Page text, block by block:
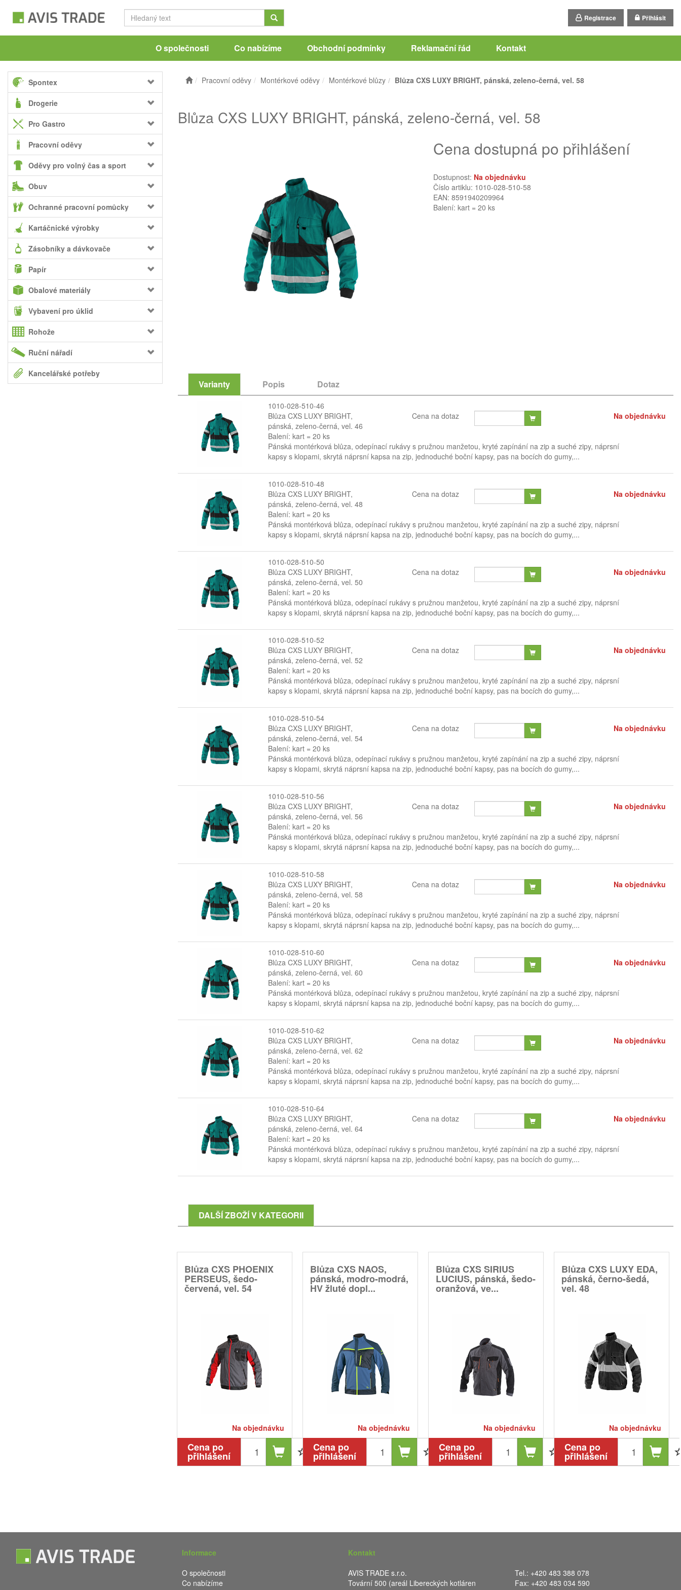
Registrace Přihlásit
O společnosti Co nabízíme Obchodní podmínky Reklamační řád Kontakt
Spontex
Drogerie
Pro Gastro
Pracovní oděvy
Oděvy pro volný čas a sport
Obuv
Ochranné pracovní pomůcky
Kartáčnické výrobky
Zásobníky a dávkovače
Papír
Obalové materiály
Vybavení pro úklid
Rohože
Ruční nářadí
Kancelářské potřeby
Pracovní oděvy Montérkové oděvy Montérkové blůzy Blůza CXS LUXY BRIGHT, pánská, zeleno-černá, vel. 58
Blůza CXS LUXY BRIGHT, pánská, zeleno-černá, vel. 58
Cena dostupná po přihlášení
Dostupnost: Na objednávku
Číslo artiklu: 1010-028-510-58
EAN: 8591940209964
Balení: kart = 20 ks
Varianty Popis Dotaz
1010-028-510-46
Blůza CXS LUXY BRIGHT,
pánská, zeleno-černá, vel. 46
Balení: kart = 20 ks
Cena na dotaz Na objednávku
Pánská montérková blůza, odepínací rukávy s pružnou manžetou, kryté zapínání na zip a suché zipy, náprsní
kapsy s klopami, skrytá náprsní kapsa na zip, jednoduché boční kapsy, pas na bocích do gumy,...
1010-028-510-48
Blůza CXS LUXY BRIGHT,
pánská, zeleno-černá, vel. 48
Balení: kart = 20 ks
Cena na dotaz Na objednávku
Pánská montérková blůza, odepínací rukávy s pružnou manžetou, kryté zapínání na zip a suché zipy, náprsní
kapsy s klopami, skrytá náprsní kapsa na zip, jednoduché boční kapsy, pas na bocích do gumy,...
1010-028-510-50
Blůza CXS LUXY BRIGHT,
pánská, zeleno-černá, vel. 50
Balení: kart = 20 ks
Cena na dotaz Na objednávku
Pánská montérková blůza, odepínací rukávy s pružnou manžetou, kryté zapínání na zip a suché zipy, náprsní
kapsy s klopami, skrytá náprsní kapsa na zip, jednoduché boční kapsy, pas na bocích do gumy,...
1010-028-510-52
Blůza CXS LUXY BRIGHT,
pánská, zeleno-černá, vel. 52
Balení: kart = 20 ks
Cena na dotaz Na objednávku
Pánská montérková blůza, odepínací rukávy s pružnou manžetou, kryté zapínání na zip a suché zipy, náprsní
kapsy s klopami, skrytá náprsní kapsa na zip, jednoduché boční kapsy, pas na bocích do gumy,...
1010-028-510-54
Blůza CXS LUXY BRIGHT,
pánská, zeleno-černá, vel. 54
Balení: kart = 20 ks
Cena na dotaz Na objednávku
Pánská montérková blůza, odepínací rukávy s pružnou manžetou, kryté zapínání na zip a suché zipy, náprsní
kapsy s klopami, skrytá náprsní kapsa na zip, jednoduché boční kapsy, pas na bocích do gumy,...
1010-028-510-56
Blůza CXS LUXY BRIGHT,
pánská, zeleno-černá, vel. 56
Balení: kart = 20 ks
Cena na dotaz Na objednávku
Pánská montérková blůza, odepínací rukávy s pružnou manžetou, kryté zapínání na zip a suché zipy, náprsní
kapsy s klopami, skrytá náprsní kapsa na zip, jednoduché boční kapsy, pas na bocích do gumy,...
1010-028-510-58
Blůza CXS LUXY BRIGHT,
pánská, zeleno-černá, vel. 58
Balení: kart = 20 ks
Cena na dotaz Na objednávku
Pánská montérková blůza, odepínací rukávy s pružnou manžetou, kryté zapínání na zip a suché zipy, náprsní
kapsy s klopami, skrytá náprsní kapsa na zip, jednoduché boční kapsy, pas na bocích do gumy,...
1010-028-510-60
Blůza CXS LUXY BRIGHT,
pánská, zeleno-černá, vel. 60
Balení: kart = 20 ks
Cena na dotaz Na objednávku
Pánská montérková blůza, odepínací rukávy s pružnou manžetou, kryté zapínání na zip a suché zipy, náprsní
kapsy s klopami, skrytá náprsní kapsa na zip, jednoduché boční kapsy, pas na bocích do gumy,...
1010-028-510-62
Blůza CXS LUXY BRIGHT,
pánská, zeleno-černá, vel. 62
Balení: kart = 20 ks
Cena na dotaz Na objednávku
Pánská montérková blůza, odepínací rukávy s pružnou manžetou, kryté zapínání na zip a suché zipy, náprsní
kapsy s klopami, skrytá náprsní kapsa na zip, jednoduché boční kapsy, pas na bocích do gumy,...
1010-028-510-64
Blůza CXS LUXY BRIGHT,
pánská, zeleno-černá, vel. 64
Balení: kart = 20 ks
Cena na dotaz Na objednávku
Pánská montérková blůza, odepínací rukávy s pružnou manžetou, kryté zapínání na zip a suché zipy, náprsní
kapsy s klopami, skrytá náprsní kapsa na zip, jednoduché boční kapsy, pas na bocích do gumy,...
DALŠÍ ZBOŽÍ V KATEGORII
Blůza CXS PHOENIX
PERSEUS, šedo-
červená, vel. 54
Na objednávku
Cena po
přihlášení
Blůza CXS NAOS,
pánská, modro-modrá,
HV žluté dopl...
Na objednávku
Cena po
přihlášení
Blůza CXS SIRIUS
LUCIUS, pánská, šedo-
oranžová, ve...
Na objednávku
Cena po
přihlášení
Blůza CXS LUXY EDA,
pánská, černo-šedá,
vel. 48
Na objednávku
Cena po
přihlášení
Informace
O společnosti
Co nabízíme
Kontakt
AVIS TRADE s.r.o.
Tovární 500 (areál Libereckých kotláren
Tel.: +420 483 388 078
Fax: +420 483 034 590